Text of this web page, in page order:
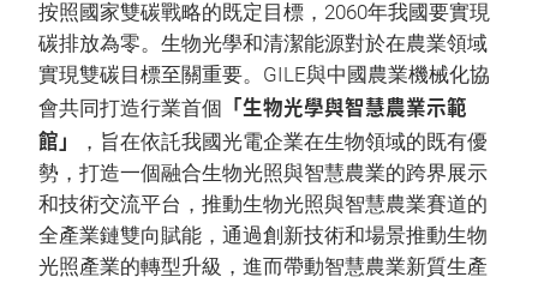
按照國家雙碳戰略的既定目標，2060年我國要實現
碳排放為零。生物光學和清潔能源對於在農業領域
實現雙碳目標至關重要。GILE與中國農業機械化協
會共同打造行業首個 「生物光學與智慧農業示範
館」
，旨在依託我國光電企業在生物領域的既有優
勢，打造一個融合生物光照與智慧農業的跨界展示
和技術交流平台，推動生物光照與智慧農業賽道的
全產業鏈雙向賦能，通過創新技術和場景推動生物
光照產業的轉型升級，進而帶動智慧農業新質生產